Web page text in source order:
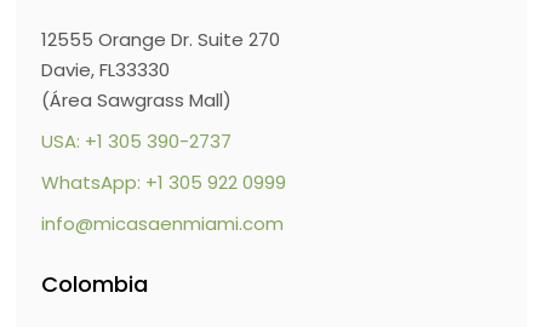
12555 Orange Dr. Suite 270
Davie, FL33330
(Área Sawgrass Mall)
USA: +1 305 390-2737
WhatsApp: +1 305 922 0999
info@micasaenmiami.com
Colombia